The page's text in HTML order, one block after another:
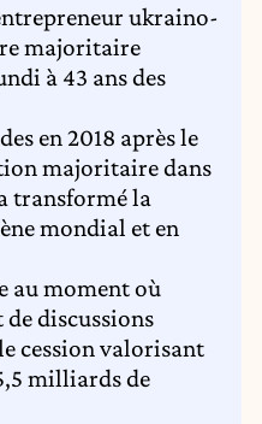
ukraino-
majoritaire
à 43 ans des
en 2018 après le
majoritaire dans
transformé la
mondial et en
moment où
discussions
cession valorisant
milliards de